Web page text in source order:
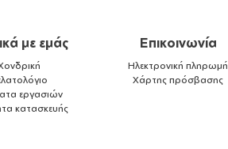
με εμάς
εργασιών
κατασκευής
Επικοινωνία
Ηλεκτρονική πληρωμή
Χάρτης πρόσβασης